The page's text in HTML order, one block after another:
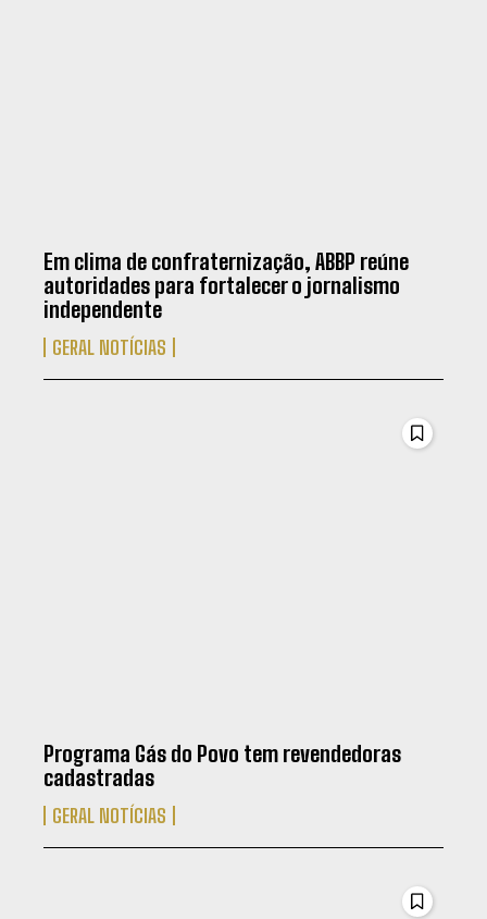
Em clima de confraternização, ABBP reúne
autoridades para fortalecer o jornalismo
independente
GERAL NOTÍCIAS
Programa Gás do Povo tem revendedoras
cadastradas
GERAL NOTÍCIAS